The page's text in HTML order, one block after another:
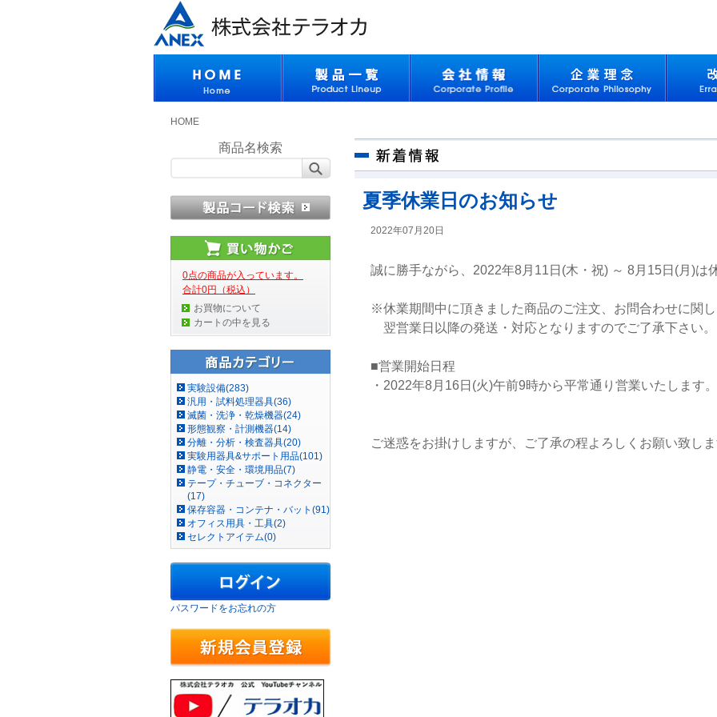
HOME
商品名検索
0点の商品が入っています。
合計0円（税込）
お買物について
カートの中を見る
実験設備(283)
汎用・試料処理器具(36)
滅菌・洗浄・乾燥機器(24)
形態観察・計測機器(14)
分離・分析・検査器具(20)
実験用器具&サポート用品(101)
静電・安全・環境用品(7)
テープ・チューブ・コネクター
(17)
保存容器・コンテナ・バット(91)
オフィス用具・工具(2)
セレクトアイテム(0)
パスワードをお忘れの方
夏季休業日のお知らせ
2022年07月20日
誠に勝手ながら、2022年8月11日(木・祝) ～ 8月15日(月)は
※休業期間中に頂きました商品のご注文、お問合わせに関
翌営業日以降の発送・対応となりますのでご了承下さい。
■営業開始日程
・2022年8月16日(火)午前9時から平常通り営業いたします。
ご迷惑をお掛けしますが、ご了承の程よろしくお願い致し